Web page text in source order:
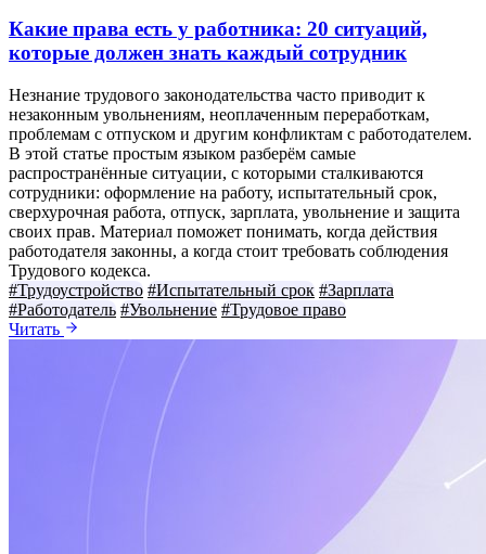
Какие права есть у работника: 20 ситуаций,
которые должен знать каждый сотрудник
Незнание трудового законодательства часто приводит к
незаконным увольнениям, неоплаченным переработкам,
проблемам с отпуском и другим конфликтам с работодателем.
В этой статье простым языком разберём самые
распространённые ситуации, с которыми сталкиваются
сотрудники: оформление на работу, испытательный срок,
сверхурочная работа, отпуск, зарплата, увольнение и защита
своих прав. Материал поможет понимать, когда действия
работодателя законны, а когда стоит требовать соблюдения
Трудового кодекса.
#Трудоустройство #Испытательный срок #Зарплата
#Работодатель #Увольнение #Трудовое право
Читать